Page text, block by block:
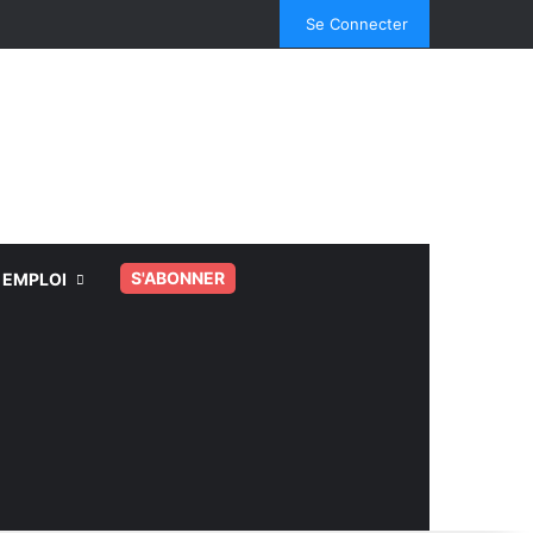
Instagram
Spotify
TikTokSe Connecter
EMPLOI S'ABONNER